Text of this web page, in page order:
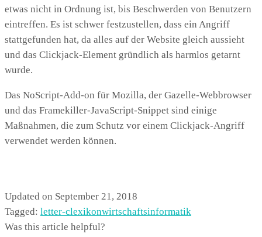
etwas nicht in Ordnung ist, bis Beschwerden von Benutzern
eintreffen. Es ist schwer festzustellen, dass ein Angriff
stattgefunden hat, da alles auf der Website gleich aussieht
und das Clickjack-Element gründlich als harmlos getarnt
wurde.
Das NoScript-Add-on für Mozilla, der Gazelle-Webbrowser
und das Framekiller-JavaScript-Snippet sind einige
Maßnahmen, die zum Schutz vor einem Clickjack-Angriff
verwendet werden können.
Updated on September 21, 2018
Tagged: letter-clexikonwirtschaftsinformatik
Was this article helpful?